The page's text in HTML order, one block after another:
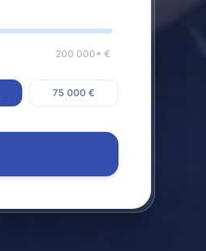
200 000+ €
75 000 €